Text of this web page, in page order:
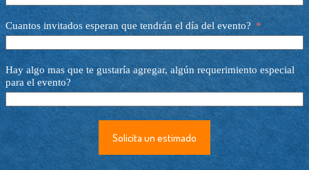
Cuantos invitados esperan que tendrán el día del evento?
Hay algo mas que te gustaría agregar, algún requerimiento especial
para el evento?
Solicita un estimado